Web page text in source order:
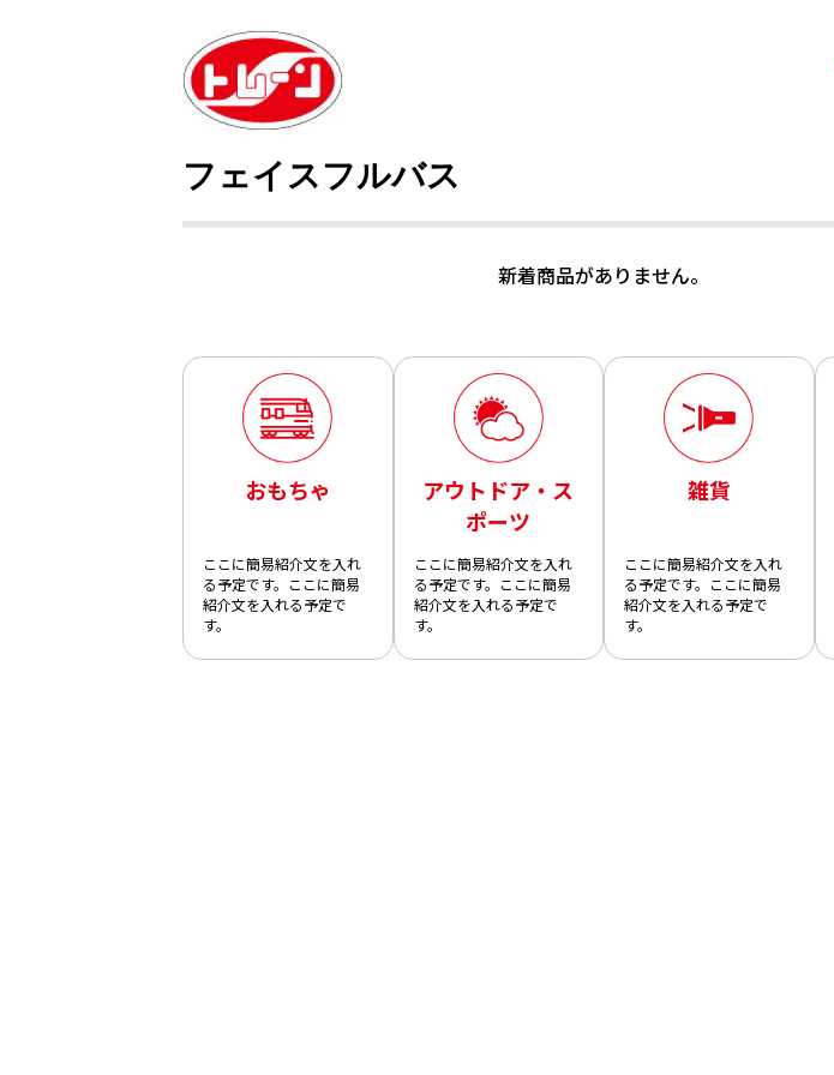
フェイスフルバス
新着商品がありません。
おもちゃ
ここに簡易紹介文を入れ
る予定です。ここに簡易
紹介文を入れる予定で
す。
アウトドア・ス
ポーツ
ここに簡易紹介文を入れ
る予定です。ここに簡易
紹介文を入れる予定で
す。
雑貨
ここに簡易紹介文を入れ
る予定です。ここに簡易
紹介文を入れる予定で
す。